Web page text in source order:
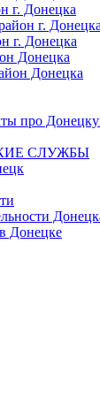
г. Донецка
г. Донецка
г. Донецка
Донецка
Донецка
про
СЛУЖБЫ
Донецке